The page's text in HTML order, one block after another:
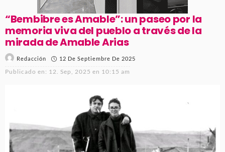
“Bembibre es Amable”: un paseo por la
memoria viva del pueblo a través de la
mirada de Amable Arias
Redacción 12 De Septiembre De 2025
Publicado en: 12. Sep, 2025 en 10:15 am